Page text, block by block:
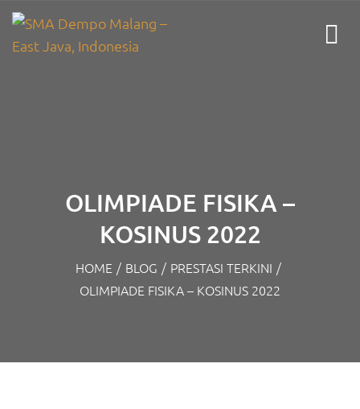
OLIMPIADE FISIKA –
KOSINUS 2022
HOME / BLOG / PRESTASI TERKINI /
OLIMPIADE FISIKA – KOSINUS 2022